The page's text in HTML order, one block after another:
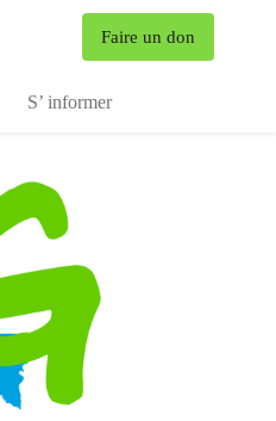
Faire un don
S’ informer